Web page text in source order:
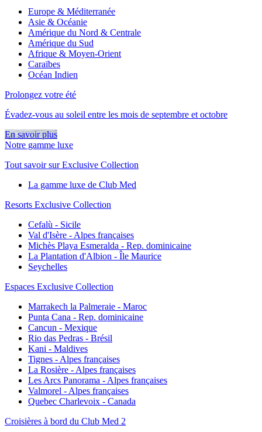
Europe & Méditerranée
Asie & Océanie
Amérique du Nord & Centrale
Amérique du Sud
Afrique & Moyen-Orient
Caraïbes
Océan Indien
Prolongez votre été
Évadez-vous au soleil entre les mois de septembre et octobre
En savoir plus
Notre gamme luxe
Tout savoir sur Exclusive Collection
La gamme luxe de Club Med
Resorts Exclusive Collection
Cefalù - Sicile
Val d'Isère - Alpes françaises
Michès Playa Esmeralda - Rep. dominicaine
La Plantation d'Albion - Île Maurice
Seychelles
Espaces Exclusive Collection
Marrakech la Palmeraie - Maroc
Punta Cana - Rep. dominicaine
Cancun - Mexique
Rio das Pedras - Brésil
Kani - Maldives
Tignes - Alpes françaises
La Rosière - Alpes françaises
Les Arcs Panorama - Alpes françaises
Valmorel - Alpes françaises
Quebec Charlevoix - Canada
Croisières à bord du Club Med 2